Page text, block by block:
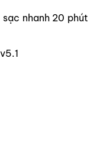
nhanh 20 phút